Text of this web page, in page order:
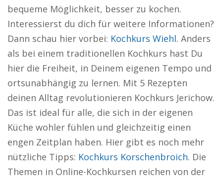
bequeme Möglichkeit, besser zu kochen.
Interessierst du dich für weitere Informationen?
Dann schau hier vorbei: Kochkurs Wiehl. Anders
als bei einem traditionellen Kochkurs hast Du
hier die Freiheit, in Deinem eigenen Tempo und
ortsunabhängig zu lernen. Mit 5 Rezepten
deinen Alltag revolutionieren Kochkurs Jerichow.
Das ist ideal für alle, die sich in der eigenen
Küche wohler fühlen und gleichzeitig einen
engen Zeitplan haben. Hier gibt es noch mehr
nützliche Tipps: Kochkurs Korschenbroich. Die
Themen in Online-Kochkursen reichen von der